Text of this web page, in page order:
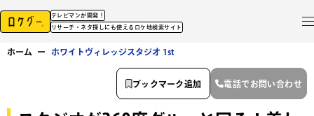
テレビマンが開発！
リサーチ・ネタ探しにも使えるロケ地検索サイト
ホーム ー ホワイトヴィレッジスタジオ 1st
ブックマーク追加 電話でお問い合わせ